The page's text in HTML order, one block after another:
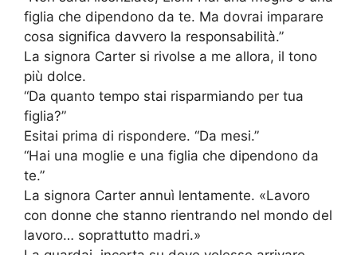
figlia che dipendono da te. Ma dovrai imparare
cosa significa davvero la responsabilità.”
La signora Carter si rivolse a me allora, il tono
più dolce.
“Da quanto tempo stai risparmiando per tua
figlia?”
Esitai prima di rispondere. “Da mesi.”
“Hai una moglie e una figlia che dipendono da
te.”
La signora Carter annuì lentamente. «Lavoro
con donne che stanno rientrando nel mondo del
lavoro… soprattutto madri.»